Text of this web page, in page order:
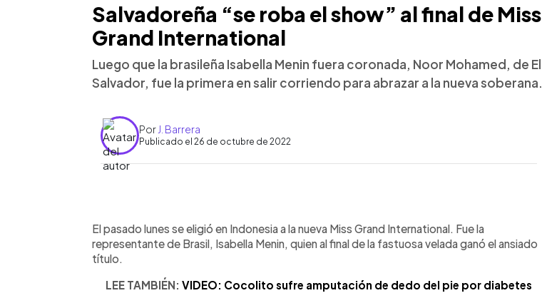
Salvadoreña “se roba el show” al final de Miss
Grand International
Luego que la brasileña Isabella Menin fuera coronada, Noor Mohamed, de El
Salvador, fue la primera en salir corriendo para abrazar a la nueva soberana.
Por J. Barrera
Publicado el 26 de octubre de 2022
► Escuchar artículo
El pasado lunes se eligió en Indonesia a la nueva Miss Grand International. Fue la
representante de Brasil, Isabella Menin, quien al final de la fastuosa velada ganó el ansiado
título.
LEE TAMBIÉN: VIDEO: Cocolito sufre amputación de dedo del pie por diabetes